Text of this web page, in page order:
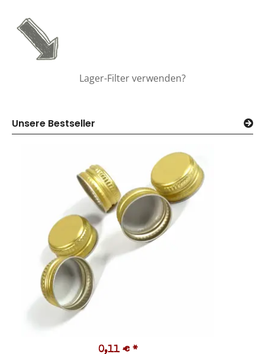
Lager-Filter verwenden?
Unsere Bestseller
0,11 € *